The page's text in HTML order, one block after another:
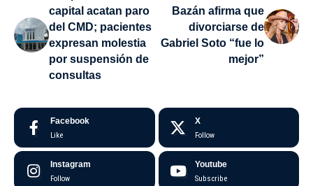
capital acatan paro
del CMD; pacientes
expresan molestia
por suspensión de
consultas
Bazán afirma que
divorciarse de
Gabriel Soto “fue lo
mejor”
Facebook
Like
X
Follow
Instagram
Follow
Youtube
Subscribe